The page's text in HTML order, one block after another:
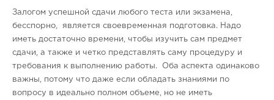
Залогом успешной сдачи любого теста или экзамена,
бесспорно, является своевременная подготовка. Надо
иметь достаточно времени, чтобы изучить сам предмет
сдачи, а также и четко представлять саму процедуру и
требования к выполнению работы. Оба аспекта одинаково
важны, потому что даже если обладать знаниями по
вопросу в идеально полном объеме, но не иметь